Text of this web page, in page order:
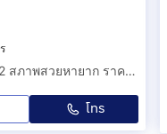
BENZ E200 CGI COUPE AMG PACKAGE 2012 สภาพสวยหายาก ราคาถูก
โทร